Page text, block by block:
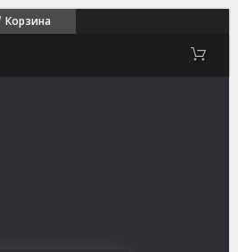
Корзина